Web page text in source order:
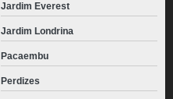
Jardim Everest
Jardim Londrina
Pacaembu
Perdizes